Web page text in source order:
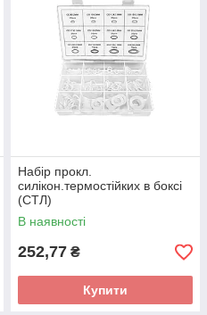
Набір прокл.
силікон.термостійких в боксі
(СТЛ)
В наявності
252,77 ₴
Купити